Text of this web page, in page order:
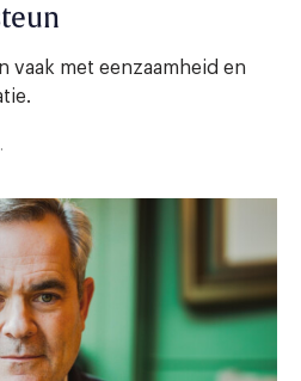
vaak met eenzaamheid en